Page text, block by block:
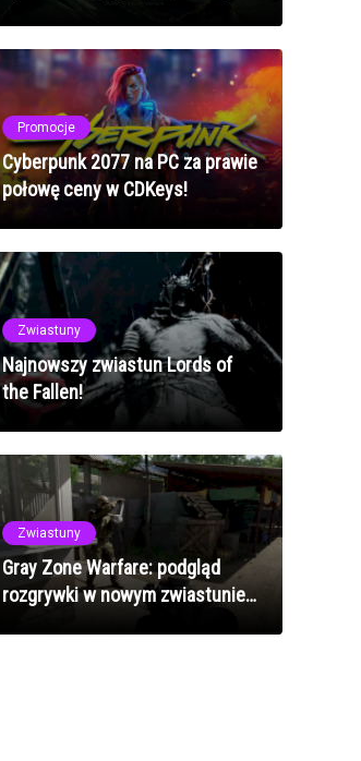
Promocje
Cyberpunk 2077 na PC za prawie
połowę ceny w CDKeys!
Zwiastuny
Najnowszy zwiastun Lords of
the Fallen!
Zwiastuny
Gray Zone Warfare: podgląd
rozgrywki w nowym zwiastunie